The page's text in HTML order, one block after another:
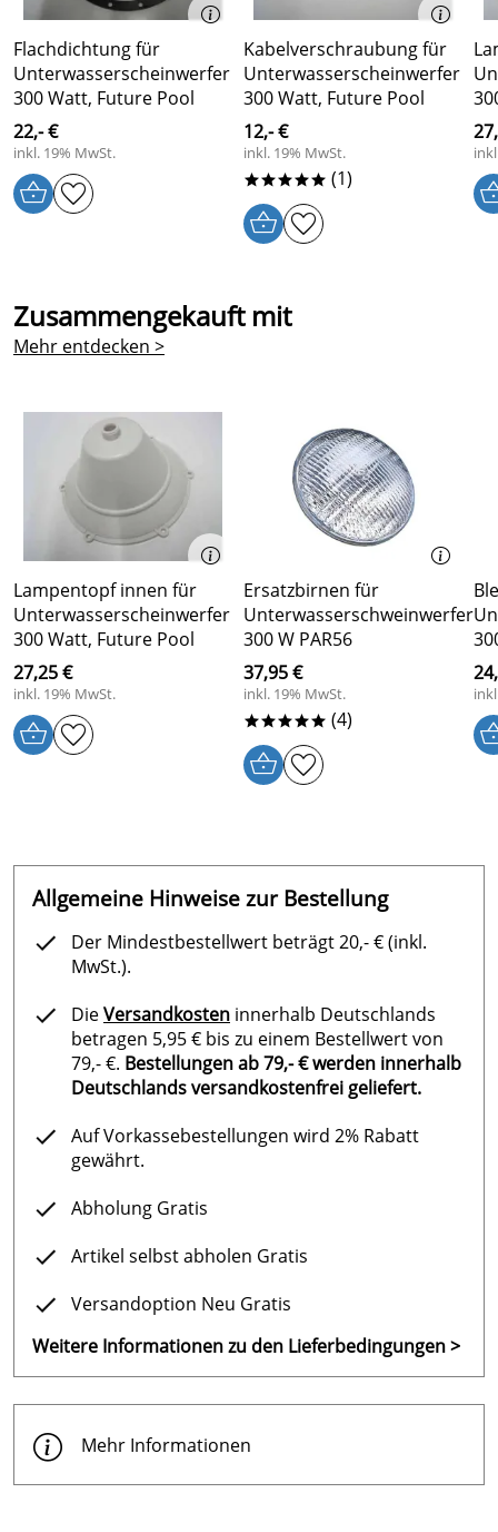
Flachdichtung für
Unterwasserscheinwerfer
300 Watt, Future Pool
22,- €
inkl. 19% MwSt.
Kabelverschraubung für
Unterwasserscheinwerfer
300 Watt, Future Pool
12,- €
inkl. 19% MwSt.
***** (1)
Zusammengekauft mit
Mehr entdecken >
Lampentopf innen für
Unterwasserscheinwerfer
300 Watt, Future Pool
27,25 €
inkl. 19% MwSt.
Ersatzbirnen für
Unterwasserschweinwerfer
300 W PAR56
37,95 €
inkl. 19% MwSt.
***** (4)
Allgemeine Hinweise zur Bestellung
Der Mindestbestellwert beträgt 20,- € (inkl.
MwSt.).
DieVersandkosten innerhalb Deutschlands
betragen 5,95 € bis zu einem Bestellwert von
79,- €. Bestellungen ab 79,- € werden innerhalb
Deutschlands versandkostenfrei geliefert.
Auf Vorkassebestellungen wird 2% Rabatt
gewährt.
Abholung Gratis
Artikel selbst abholen Gratis
Versandoption Neu Gratis
Weitere Informationen zu den Lieferbedingungen >
Mehr Informationen